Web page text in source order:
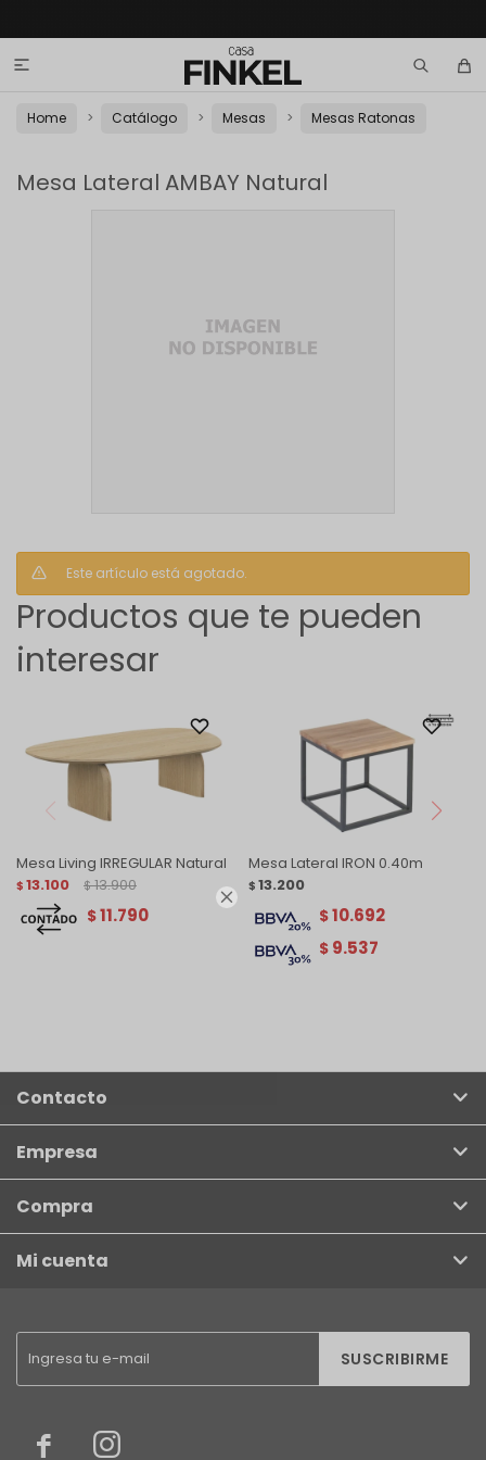


Home Catálogo Mesas Mesas Ratonas
Mesa Lateral AMBAY Natural
Este artículo está agotado.
Productos que te pueden
interesar
Mesa Living IRREGULAR Natural
$ 13.100 $ 13.900
$11.790
Mesa Lateral IRON 0.40m
$ 13.200
$ 9.537
$10.692
SUSCRIBIRME
 
Contacto
Empresa
Compra
Mi cuenta